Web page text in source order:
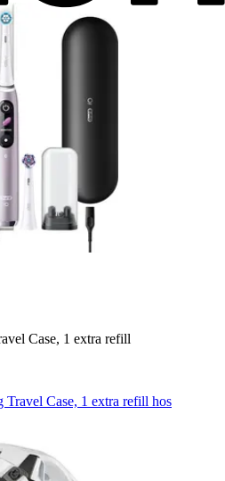
Case, 1 extra refill
Case, 1 extra refill hos